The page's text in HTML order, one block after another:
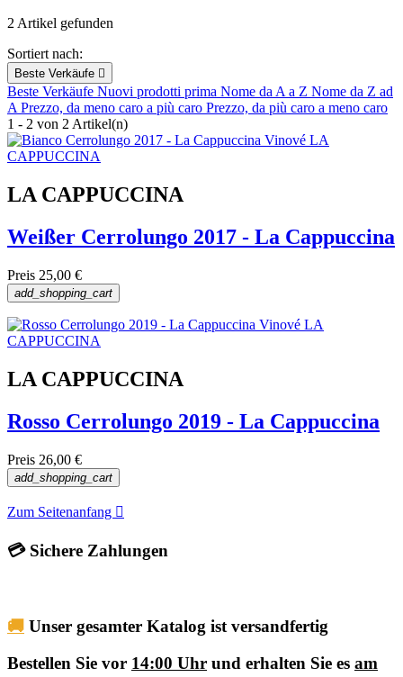
2 Artikel gefunden
Sortiert nach:
Beste Verkäufe 
Beste Verkäufe Nuovi prodotti prima Nome da A a Z Nome da Z ad
APrezzo, da meno caro a più caro Prezzo, da più caro a meno caro
1 - 2 von 2 Artikel(n)
LA CAPPUCCINA
Weißer Cerrolungo 2017 - La Cappuccina
Preis 25,00 €
add_shopping_cart
LA CAPPUCCINA
Rosso Cerrolungo 2019 - La Cappuccina
Preis 26,00 €
add_shopping_cart
Zum Seitenanfang 
💳 Sichere Zahlungen
🚚 Unser gesamter Katalog ist versandfertig
Bestellen Sie vor 14:00 Uhr und erhalten Sie es am